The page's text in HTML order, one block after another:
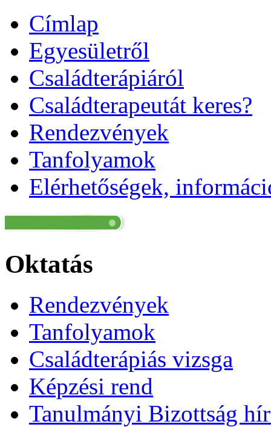
Címlap
Egyesületről
Családterápiáról
Családterapeutát keres?
Rendezvények
Tanfolyamok
Elérhetőségek,
Oktatás
Rendezvények
Tanfolyamok
Családterápiás vizsga
Képzési rend
Tanulmányi Bizottság